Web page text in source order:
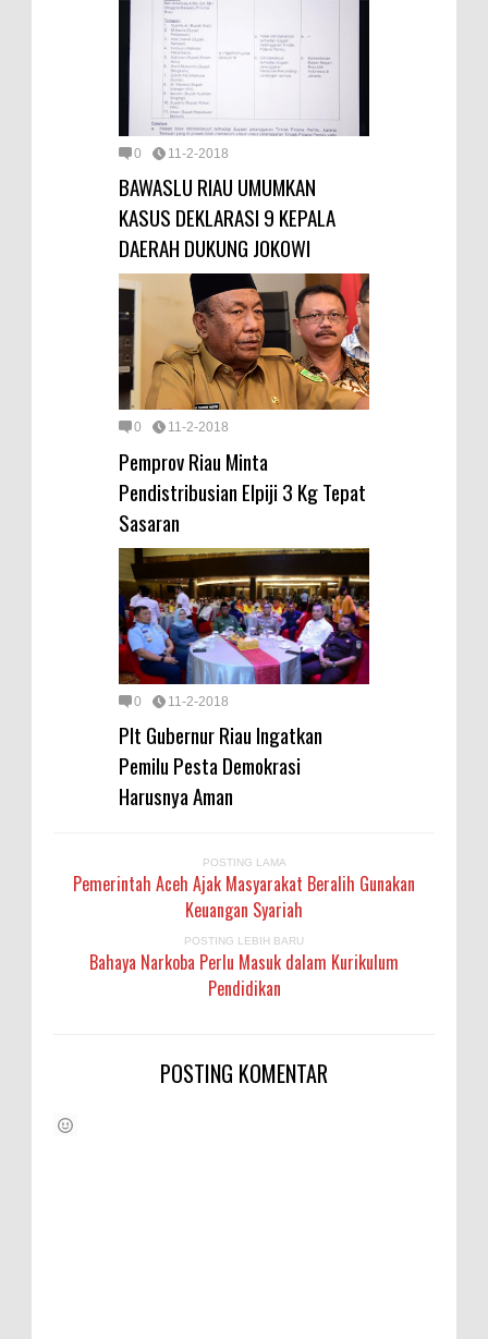
0 11-2-2018
BAWASLU RIAU UMUMKAN
KASUS DEKLARASI 9 KEPALA
DAERAH DUKUNG JOKOWI
0 11-2-2018
Pemprov Riau Minta
Pendistribusian Elpiji 3 Kg Tepat
Sasaran
0 11-2-2018
Plt Gubernur Riau Ingatkan
Pemilu Pesta Demokrasi
Harusnya Aman
POSTING LAMA
Pemerintah Aceh Ajak Masyarakat Beralih Gunakan
Keuangan Syariah
POSTING LEBIH BARU
Bahaya Narkoba Perlu Masuk dalam Kurikulum
Pendidikan
POSTING KOMENTAR